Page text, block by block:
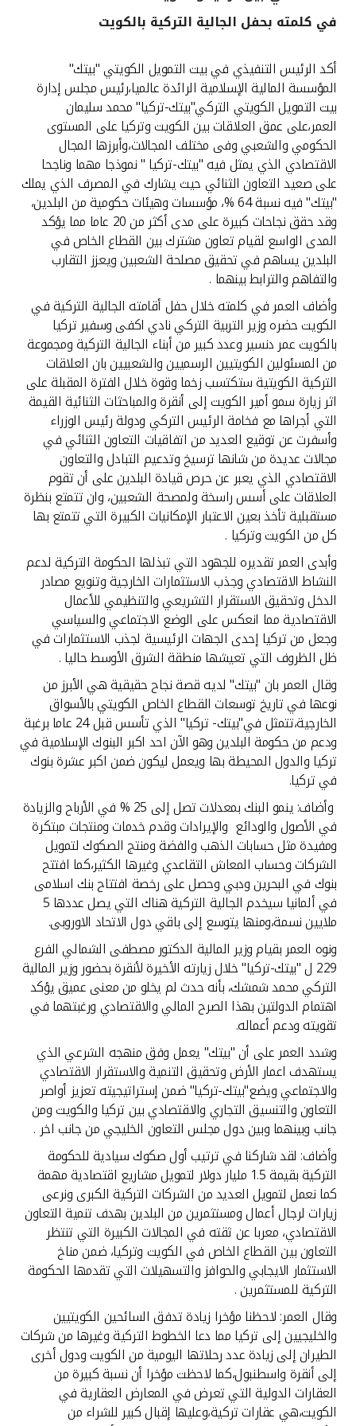
القنوات المصرفية
أدوات وخدمات
خدمات ما بعد البيع
اتصل بنا
مواقع الفروع وأجهزة الصرف الآلي
ألمانيا
ماليزيا
تركيا
مصر
المملكة المتحدة
مملكة البحرين
في كلمته بحفل الجالية التركية بالكويت
أكد الرئيس التنفيذي في بيت التمويل الكويتي "بيتك"
المؤسسة المالية الإسلامية الرائدة عالميا،رئيس مجلس إدارة
بيت التمويل الكويتي التركي"بيتك-تركيا" محمد سليمان
العمر،على عمق العلاقات بين الكويت وتركيا على المستوى
الحكومي والشعبي وفى مختلف المجالات،وأبرزها المجال
الاقتصادي الذي يمثل فيه "بيتك-تركيا " نموذجا مهما وناجحا
على صعيد التعاون الثنائي حيث يشارك في المصرف الذي يملك
"بيتك" فيه نسبة 64 %، مؤسسات وهيئات حكومية من البلدين،
وقد حقق نجاحات كبيرة على مدى أكثر من 20 عاما مما يؤكد
المدى الواسع لقيام تعاون مشترك بين القطاع الخاص في
البلدين يساهم في تحقيق مصلحة الشعبين ويعزز التقارب
والتفاهم والترابط بينهما .
وأضاف العمر في كلمته خلال حفل أقامته الجالية التركية في
الكويت حضره وزير التربية التركي نادي اكفى وسفير تركيا
بالكويت عمر دنسير وعدد كبير من أبناء الجالية التركية ومجموعة
من المسئولين الكويتيين الرسميين والشعبيين بان العلاقات
التركية الكويتية ستكتسب زخما وقوة خلال الفترة المقبلة على
اثر زيارة سمو أمير الكويت إلى أنقرة والمباحثات الثنائية القيمة
التي أجراها مع فخامة الرئيس التركي ودولة رئيس الوزراء
وأسفرت عن توقيع العديد من اتفاقيات التعاون الثنائي في
مجالات عديدة من شانها ترسيخ وتدعيم التبادل والتعاون
الاقتصادي الذي يعبر عن حرص قيادة البلدين على أن تقوم
العلاقات على أسس راسخة ولمصحة الشعبين، وان تتمتع بنظرة
مستقبلية تأخذ بعين الاعتبار الإمكانيات الكبيرة التي تتمتع بها
كل من الكويت وتركيا .
وأبدى العمر تقديره للجهود التي تبذلها الحكومة التركية لدعم
النشاط الاقتصادي وجذب الاستثمارات الخارجية وتنويع مصادر
الدخل وتحقيق الاستقرار التشريعي والتنظيمي للأعمال
الاقتصادية مما انعكس على الوضع الاجتماعي والسياسي
وجعل من تركيا إحدى الجهات الرئيسية لجذب الاستثمارات في
ظل الظروف التي تعيشها منطقة الشرق الأوسط حاليا .
وقال العمر بان "بيتك" لديه قصة نجاح حقيقية هي الأبرز من
نوعها في تاريخ توسعات القطاع الخاص الكويتي بالأسواق
الخارجية،تتمثل في"بيتك- تركيا" الذي تأسس قبل 24 عاما برغبة
ودعم من حكومة البلدين وهو الآن احد اكبر البنوك الإسلامية في
تركيا والدول المحيطة بها ويعمل ليكون ضمن اكبر عشرة بنوك
في تركيا.
وأضاف: ينمو البنك بمعدلات تصل إلى 25 % في الأرباح والزيادة
في الأصول والودائع والإيرادات وقدم خدمات ومنتجات مبتكرة
ومفيدة مثل حسابات الذهب والفضة ومنتج الصكوك لتمويل
الشركات وحساب المعاش التقاعدي وغيرها الكثير،كما افتتح
بنوك في البحرين ودبي وحصل على رخصة افتتاح بنك اسلامى
في ألمانيا سيخدم الجالية التركية هناك التي يصل عددها 5
ملايين نسمة،ومنها يتوسع إلى باقي دول الاتحاد الاوروبى.
ونوه العمر بقيام وزير المالية الدكتور مصطفى الشمالي الفرع
229 ل "بيتك-تركيا" خلال زيارته الأخيرة لأنقرة بحضور وزير المالية
التركي محمد شمشك، بأنه حدث لم يخلو من معنى عميق يؤكد
اهتمام الدولتين بهذا الصرح المالي والاقتصادي ورغبتهما في
تقويته ودعم أعماله.
وشدد العمر على أن "بيتك" يعمل وفق منهجه الشرعي الذي
يستهدف اعمار الأرض وتحقيق التنمية والاستقرار الاقتصادي
والاجتماعي ويضع"بيتك-تركيا" ضمن إستراتيجيته تعزيز أواصر
التعاون والتنسيق التجاري والاقتصادي بين تركيا والكويت ومن
جانب وبينهما وبين دول مجلس التعاون الخليجي من جانب اخر .
وأضاف: لقد شاركنا في ترتيب أول صكوك سيادية للحكومة
التركية بقيمة 1.5 مليار دولار لتمويل مشاريع اقتصادية مهمة
كما نعمل لتمويل العديد من الشركات التركية الكبرى ونرعى
زيارات لرجال أعمال ومستثمرين من البلدين بهدف تنمية التعاون
الاقتصادي، معربا عن ثقته في المجالات الكبيرة التي تنتظر
التعاون بين القطاع الخاص في الكويت وتركيا، ضمن مناخ
الاستثمار الايجابي والحوافز والتسهيلات التي تقدمها الحكومة
التركية للمستثمرين .
وقال العمر: لاحظنا مؤخرا زيادة تدفق السائحين الكويتيين
والخليجيين إلى تركيا مما دعا الخطوط التركية وغيرها من شركات
الطيران إلى زيادة عدد رحلاتها اليومية من الكويت ودول أخرى
إلى أنقرة واسطنبول،كما لاحظت مؤخرا أن نسبة كبيرة من
العقارات الدولية التي تعرض في المعارض العقارية في
الكويت،هي عقارات تركية،وعليها إقبال كبير للشراء من